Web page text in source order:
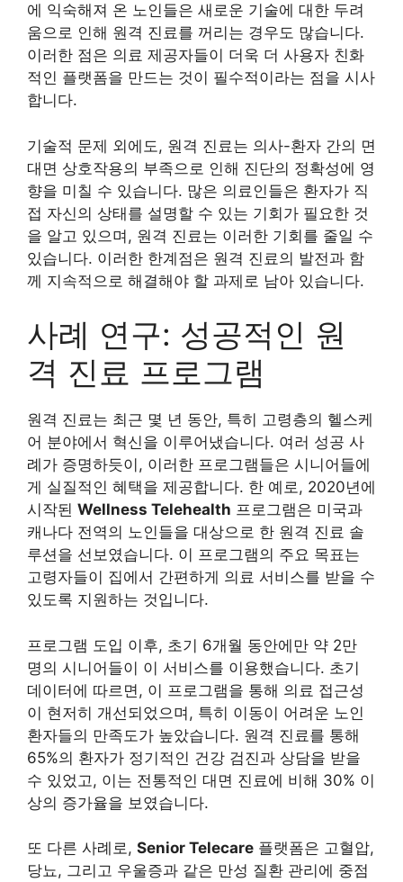
에 익숙해져 온 노인들은 새로운 기술에 대한 두려
움으로 인해 원격 진료를 꺼리는 경우도 많습니다.
이러한 점은 의료 제공자들이 더욱 더 사용자 친화
적인 플랫폼을 만드는 것이 필수적이라는 점을 시사
합니다.
기술적 문제 외에도, 원격 진료는 의사-환자 간의 면
대면 상호작용의 부족으로 인해 진단의 정확성에 영
향을 미칠 수 있습니다. 많은 의료인들은 환자가 직
접 자신의 상태를 설명할 수 있는 기회가 필요한 것
을 알고 있으며, 원격 진료는 이러한 기회를 줄일 수
있습니다. 이러한 한계점은 원격 진료의 발전과 함
께 지속적으로 해결해야 할 과제로 남아 있습니다.
사례 연구: 성공적인 원
격 진료 프로그램
원격 진료는 최근 몇 년 동안, 특히 고령층의 헬스케
어 분야에서 혁신을 이루어냈습니다. 여러 성공 사
례가 증명하듯이, 이러한 프로그램들은 시니어들에
게 실질적인 혜택을 제공합니다. 한 예로, 2020년에
시작된 Wellness Telehealth 프로그램은 미국과
캐나다 전역의 노인들을 대상으로 한 원격 진료 솔
루션을 선보였습니다. 이 프로그램의 주요 목표는
고령자들이 집에서 간편하게 의료 서비스를 받을 수
있도록 지원하는 것입니다.
프로그램 도입 이후, 초기 6개월 동안에만 약 2만
명의 시니어들이 이 서비스를 이용했습니다. 초기
데이터에 따르면, 이 프로그램을 통해 의료 접근성
이 현저히 개선되었으며, 특히 이동이 어려운 노인
환자들의 만족도가 높았습니다. 원격 진료를 통해
65%의 환자가 정기적인 건강 검진과 상담을 받을
수 있었고, 이는 전통적인 대면 진료에 비해 30% 이
상의 증가율을 보였습니다.
또 다른 사례로, Senior Telecare 플랫폼은 고혈압,
당뇨, 그리고 우울증과 같은 만성 질환 관리에 중점